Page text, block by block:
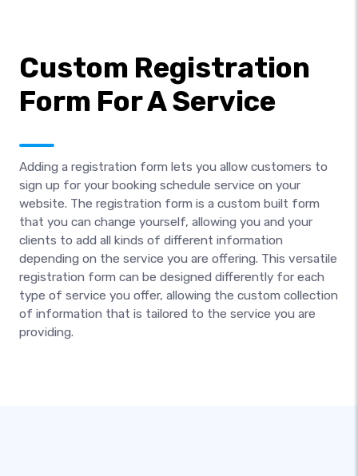
Custom Registration
Form For A Service
Adding a registration form lets you allow customers to
sign up for your booking schedule service on your
website. The registration form is a custom built form
that you can change yourself, allowing you and your
clients to add all kinds of different information
depending on the service you are offering. This versatile
registration form can be designed differently for each
type of service you offer, allowing the custom collection
of information that is tailored to the service you are
providing.